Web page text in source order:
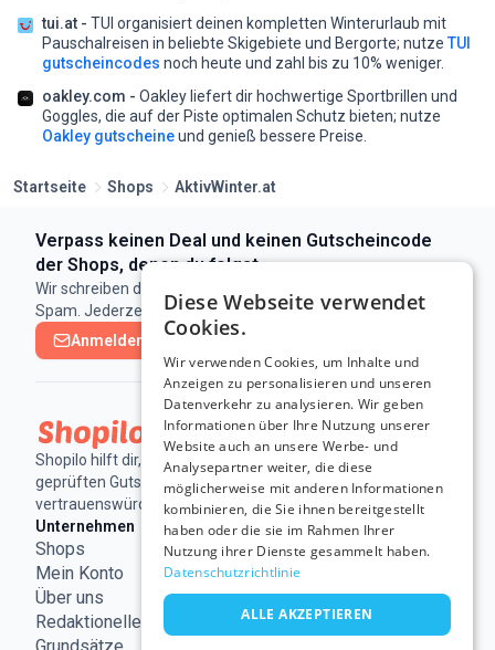
tui.at - TUI organisiert deinen kompletten Winterurlaub mit
Pauschalreisen in beliebte Skigebiete und Bergorte; nutze TUI
gutscheincodes noch heute und zahl bis zu 10% weniger.
oakley.com - Oakley liefert dir hochwertige Sportbrillen und
Goggles, die auf der Piste optimalen Schutz bieten; nutze
Oakley gutscheineund genieß bessere Preise.
Startseite Shops AktivWinter.at
Verpass keinen Deal und keinen Gutscheincode
der Shops, denen du folgst
Wir schreiben dir nur, wenn es eine neue Aktion gibt. Kein
Spam. Jederzeit abbestellbar.
Anmelden & abonnieren
Shopilo hilft dir, online Geld zu sparen - mit täglich
geprüften Gutscheinen und Deals von
vertrauenswürdigen Shops.
Unternehmen
Shops
Mein Konto
Über uns
Redaktionelle
Grundsätze
Rechtliches
Nutzungsbedingungen
Impressum
Datenschutzerklärung
Cookie-
Nützliche
Links
Österreich
Diese Webseite verwendet
Cookies.
Wir verwenden Cookies, um Inhalte und
Anzeigen zu personalisieren und unseren
Datenverkehr zu analysieren. Wir geben
Informationen über Ihre Nutzung unserer
Website auch an unsere Werbe- und
Analysepartner weiter, die diese
möglicherweise mit anderen Informationen
kombinieren, die Sie ihnen bereitgestellt
haben oder die sie im Rahmen Ihrer
Nutzung ihrer Dienste gesammelt haben.
Datenschutzrichtlinie
ALLE AKZEPTIEREN